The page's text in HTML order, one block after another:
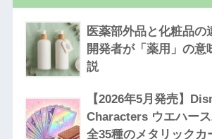
医薬部外品と化粧品の
開発者が「薬用」の意
説
【2026年5月発売】
Characters ウエハー
全35種のメタリックカ